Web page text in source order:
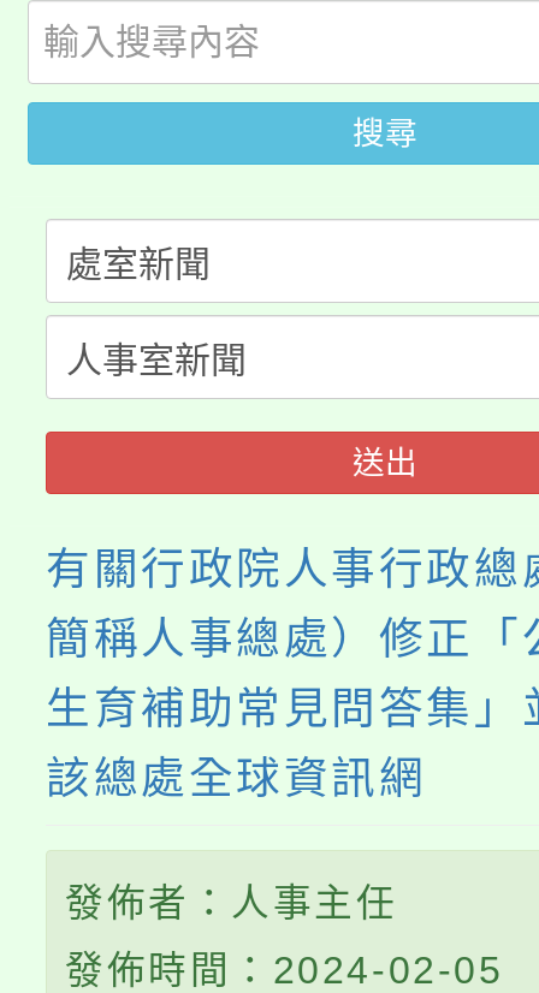
代理(課)教師甄選結果(
公告本校115學年度第
代理(課)教師甄選結果(
轉知中國文化大學推廣
《TA101》溝通分析基
程，歡迎學生輔導中心
心理、諮商輔導、社會
系所師生報名參加。
轉知苗栗縣政府辦理
縣市「校園短影音徵選
門員」簡章及活動海報
踴躍報名參加。
桃園市115學年度學生
要點
「桃園市補助參觀特色
展演活動實施計畫」
115年度「教育部表揚
義教育推展貢獻獎」
搜尋
送出
有關行政院人事行政總
簡稱人事總處）修正「
生育補助常見問答集」
該總處全球資訊網
發佈者：人事主任
發佈時間：2024-02-05